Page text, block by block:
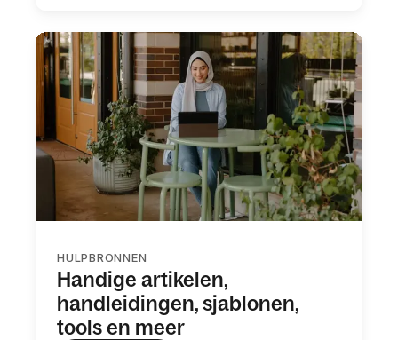
HULPBRONNEN
Handige artikelen,
handleidingen, sjablonen,
tools en meer